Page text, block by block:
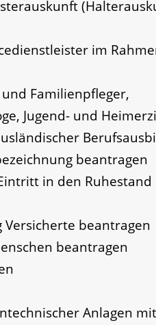
im
Familienpfleger,
Jugend- und
beantragen
in den Ruhestand
beantragen
beantragen
Anlagen